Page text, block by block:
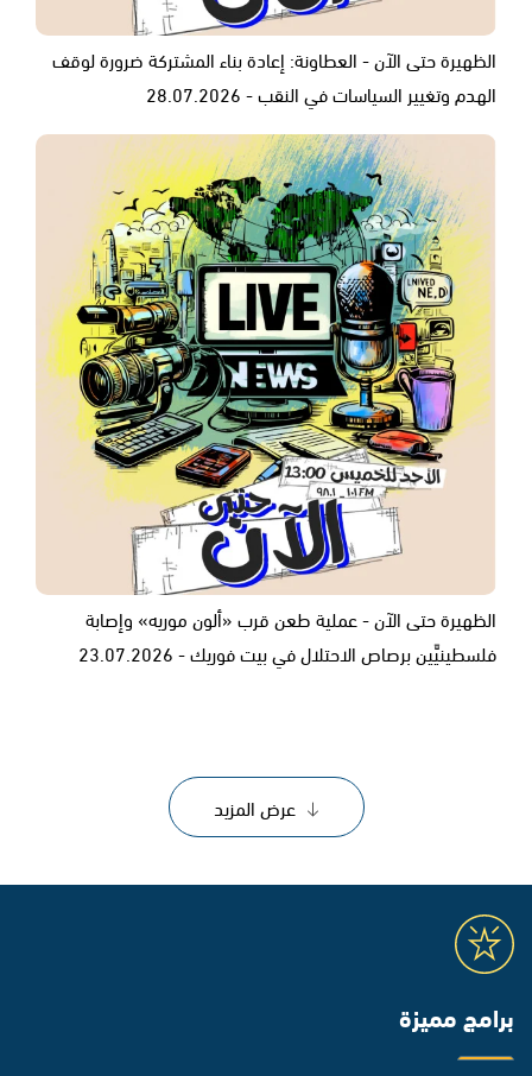
الظهيرة حتى الآن - العطاونة: إعادة بناء المشتركة ضرورة لوقف
الهدم وتغيير السياسات في النقب - 28.07.2026
الظهيرة حتى الآن - عملية طعن قرب «ألون موريه» وإصابة
فلسطينيَّين برصاص الاحتلال في بيت فوريك - 23.07.2026
عرض المزيد
برامج مميزة